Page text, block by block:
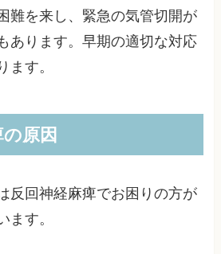
難を来し、緊急の気管切開が
あります。早期の適切な対応
ます。
原因
反回神経麻痺でお困りの方が
ます。